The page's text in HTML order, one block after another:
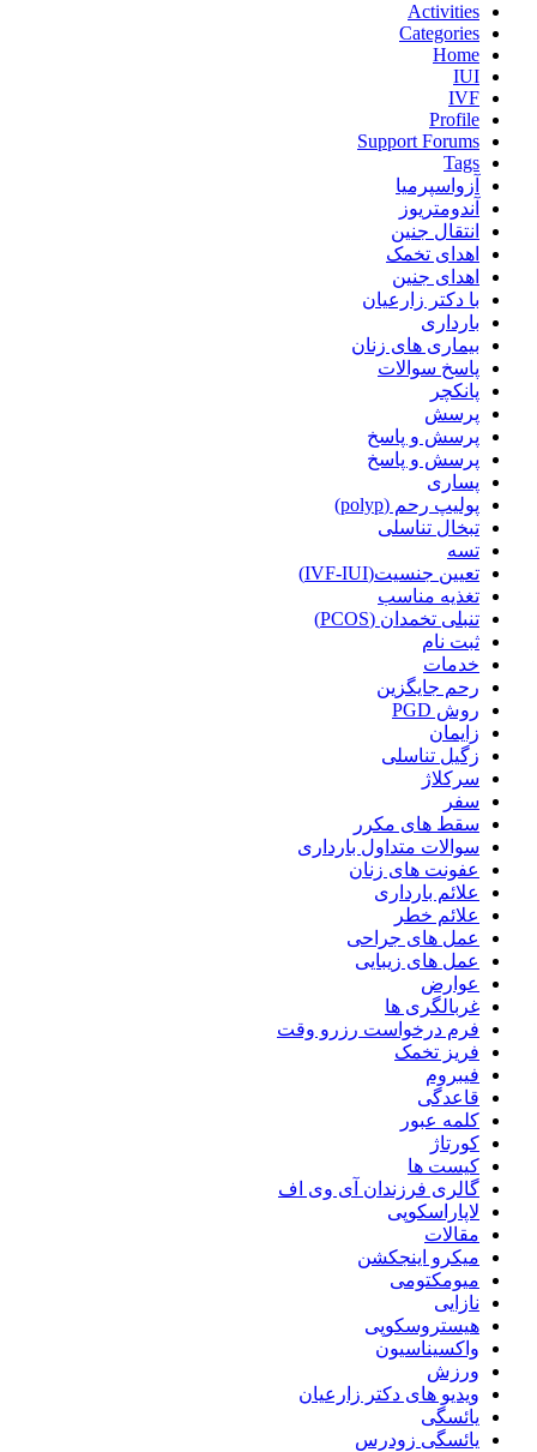
Activities
Categories
Home
IUI
IVF
Profile
Support Forums
Tags
آزواسپرمیا
آندومتریوز
انتقال جنین
اهدای تخمک
اهدای جنین
با دکتر زارعیان
بارداری
بیماری های زنان
پاسخ سوالات
پانکچر
پرسش
پرسش و پاسخ
پرسش و پاسخ
پساری
پولیپ رحم (polyp)
تبخال تناسلی
تسه
تعیین جنسیت(IVF-IUI)
تغذیه مناسب
تنبلی تخمدان (PCOS)
ثبت نام
خدمات
رحم جایگزین
روش PGD
زایمان
زگیل تناسلی
سرکلاژ
سفر
سقط های مکرر
سوالات متداول بارداری
عفونت های زنان
علائم بارداری
علائم خطر
عمل های جراحی
عمل های زیبایی
عوارض
غربالگری ها
فرم درخواست رزرو وقت
فریز تخمک
فیبروم
قاعدگی
کلمه عبور
کورتاژ
کیست ها
گالری فرزندان آی وی اف
لاپاراسکوپی
مقالات
میکرو اینجکشن
میومکتومی
نازایی
هیستروسکوپی
واکسیناسیون
ورزش
ویدیو های دکتر زارعیان
یائسگی
یائسگی زودرس